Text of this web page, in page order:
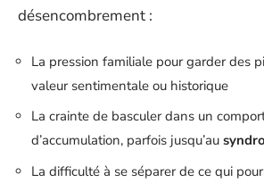
désencombrement :
La pression familiale pour garder des
valeur sentimentale ou historique
La crainte de basculer dans un
d’accumulation, parfois jusqu’au
La difficulté à se séparer de ce qui